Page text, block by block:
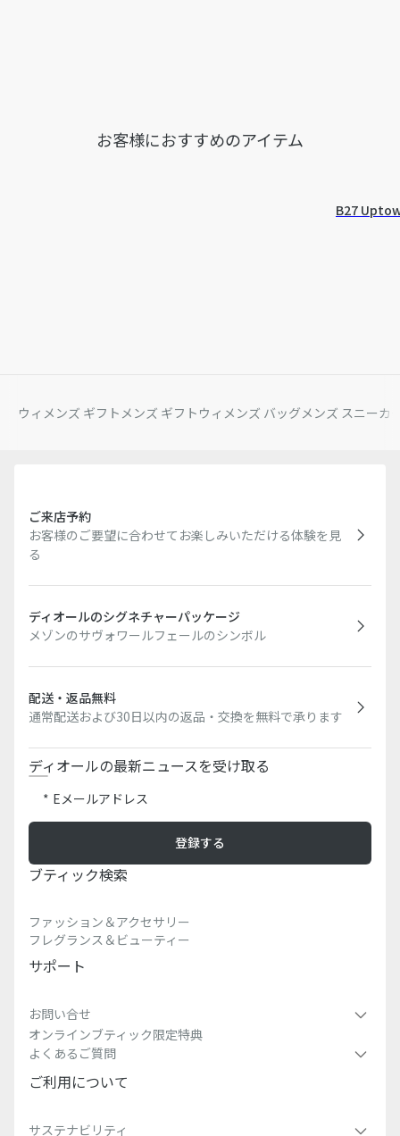
お客様におすすめのアイテム
B27
ウィメンズ ギフト メンズ ギフト ウィメンズ バッグ メンズ スニーカ
ご来店予約
お客様のご要望に合わせてお楽しみいただける体験を見
る
ディオールのシグネチャーパッケージ
メゾンのサヴォワールフェールのシンボル
配送・返品無料
通常配送および30日以内の返品・交換を無料で承ります
ディオールの最新ニュースを受け取る
Eメールアドレス
登録する
ブティック検索​
ファッション＆アクセサリー
フレグランス＆ビューティー
サポート
お問い合せ
オンラインブティック限定特典
よくあるご質問
ご利用について
サステナビリティ